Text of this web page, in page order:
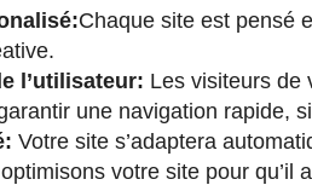
Chaque site est pensé
l’utilisateur: Les visiteurs de
une navigation rapide,
Votre site s’adaptera
votre site pour qu’il